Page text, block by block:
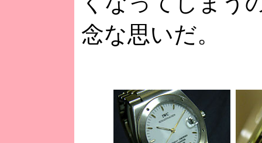
念な思いだ。